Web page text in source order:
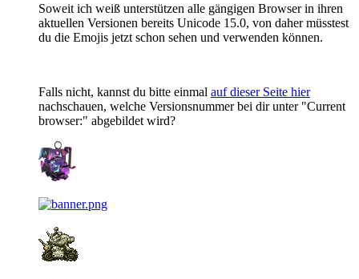
Soweit ich weiß unterstützen alle gängigen Browser in ihren
aktuellen Versionen bereits Unicode 15.0, von daher müsstest
du die Emojis jetzt schon sehen und verwenden können.
Falls nicht, kannst du bitte einmal auf dieser Seite hier
nachschauen, welche Versionsnummer bei dir unter "Current
browser:" abgebildet wird?